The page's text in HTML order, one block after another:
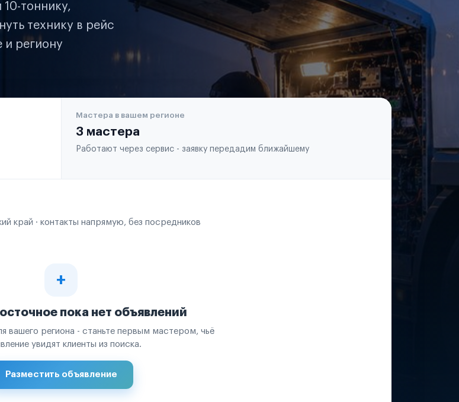
тоннику,
технику в рейс
и региону
Мастера в вашем регионе
3 мастера
Работают через сервис - заявку передадим ближайшему
край · контакты напрямую, без посредников
пока нет объявлений
вашего региона - станьте первым мастером, чьё
увидят клиенты из поиска.
Разместить объявление